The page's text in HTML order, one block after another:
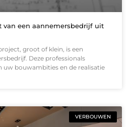
van een aannemersbedrijf uit
groot of klein, is een
Deze professionals
uw bouwambities en de realisatie
VERBOUWEN